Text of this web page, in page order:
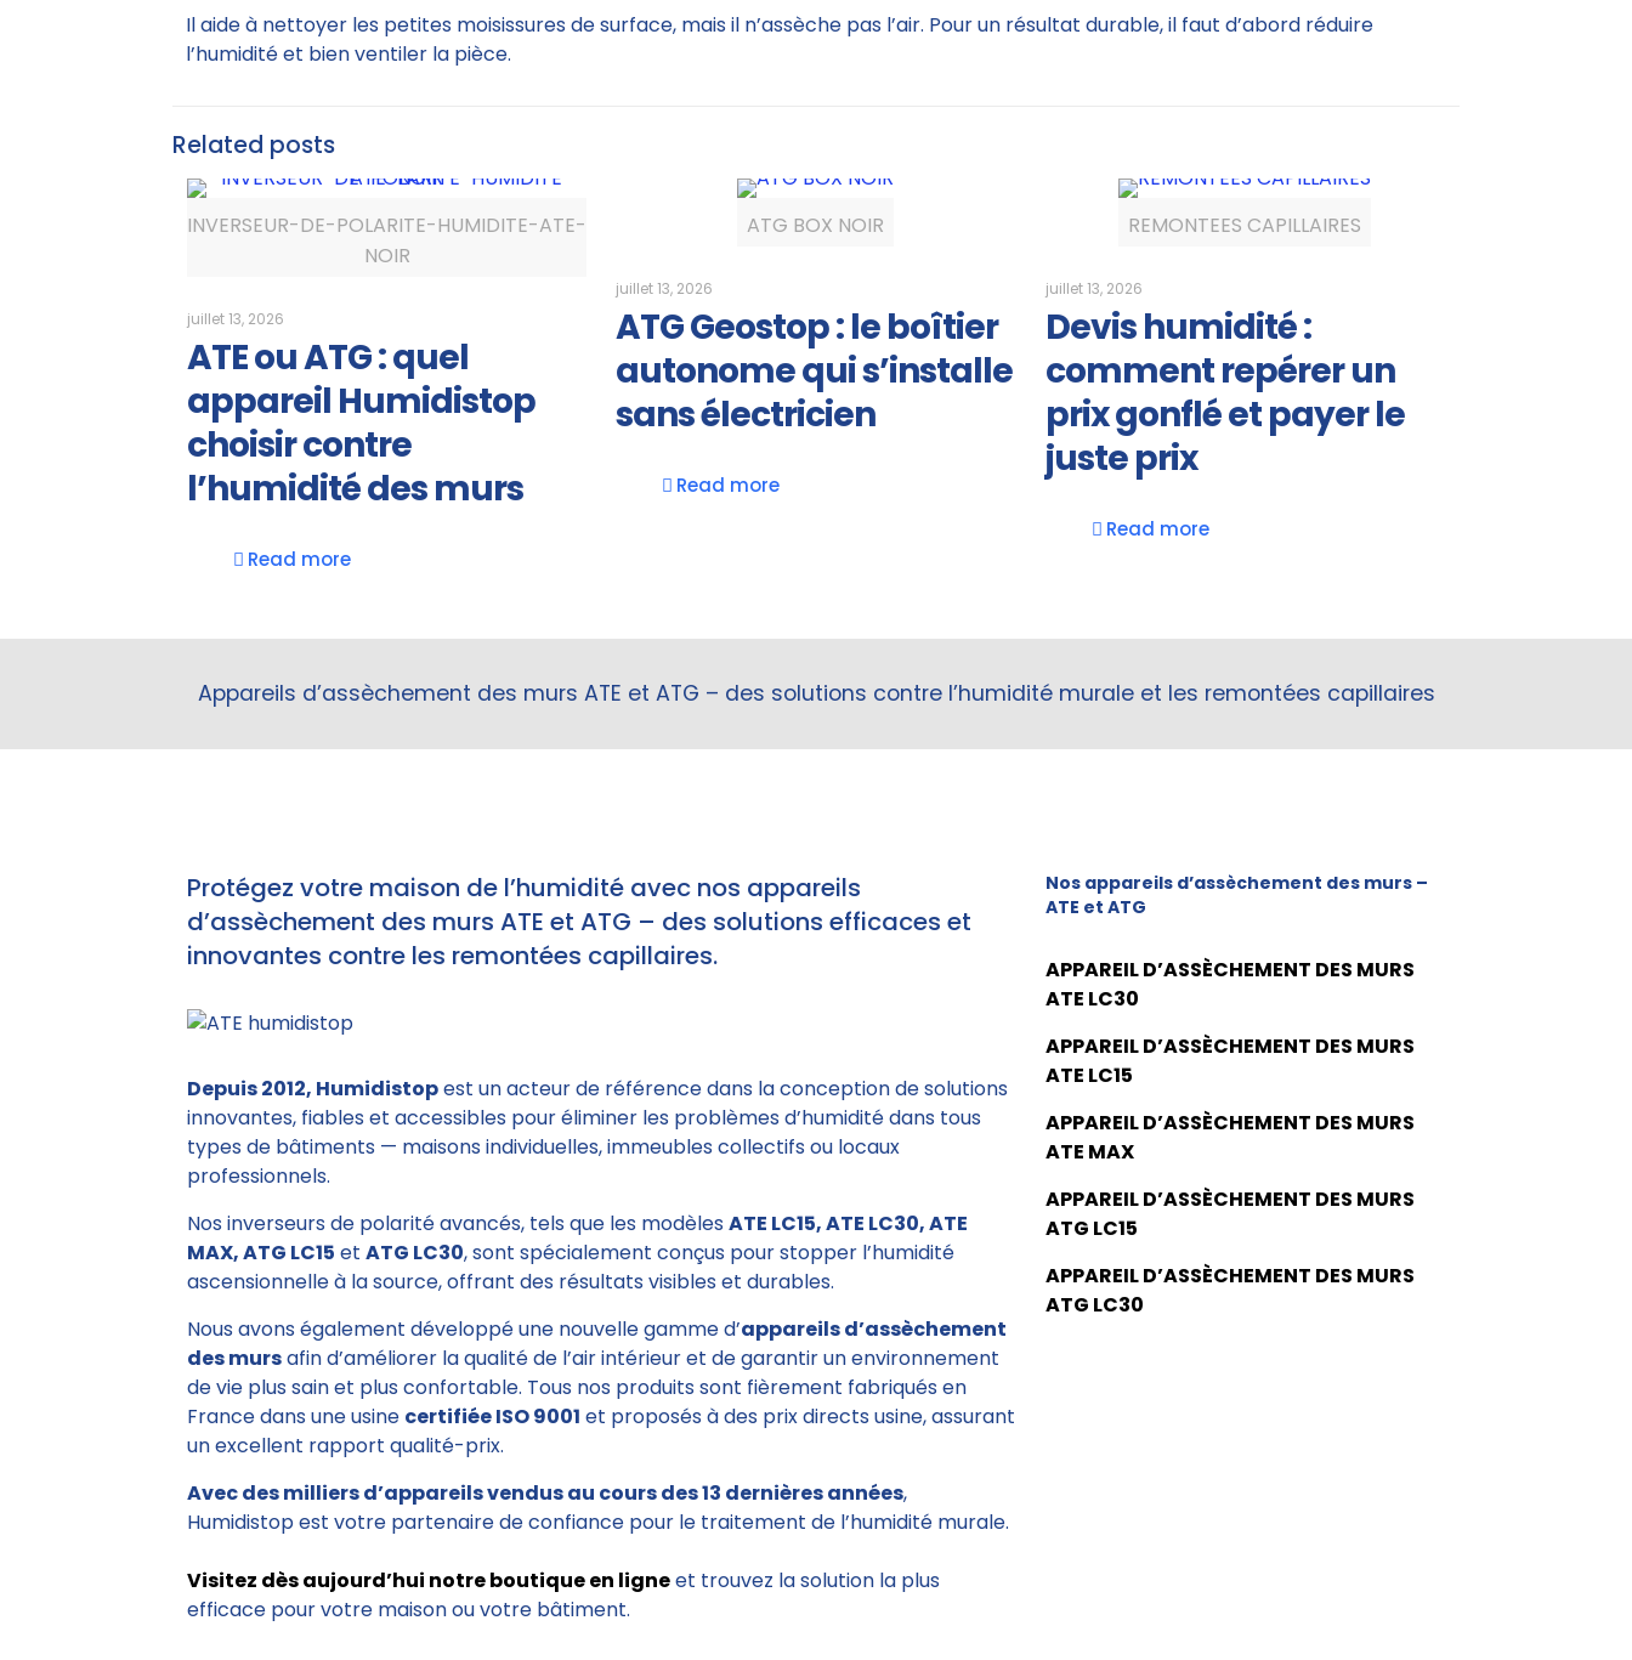
Il aide à nettoyer les petites moisissures de surface, mais il n’assèche pas l’air. Pour un résultat durable, il faut d’abord réduire
l’humidité et bien ventiler la pièce.
Related posts
INVERSEUR-DE-POLARITE-HUMIDITE-ATE-
NOIR
juillet 13, 2026
ATE ou ATG : quel
appareil Humidistop
choisir contre
l’humidité des murs
Read more
ATG BOX NOIR
juillet 13, 2026
ATG Geostop : le boîtier
autonome qui s’installe
sans électricien
Read more
REMONTEES CAPILLAIRES
juillet 13, 2026
Devis humidité :
comment repérer un
prix gonflé et payer le
juste prix
Read more
Appareils d’assèchement des murs ATE et ATG – des solutions contre l’humidité murale et les remontées capillaires
Protégez votre maison de l’humidité avec nos appareils
d’assèchement des murs ATE et ATG – des solutions efficaces et
innovantes contre les remontées capillaires.
Depuis 2012, Humidistopest un acteur de référence dans la conception de solutions
innovantes, fiables et accessibles pour éliminer les problèmes d’humidité dans tous
types de bâtiments — maisons individuelles, immeubles collectifs ou locaux
professionnels.
Nos inverseurs de polarité avancés, tels que les modèles ATE LC15, ATE LC30, ATE
MAX, ATG LC15 et ATG LC30, sont spécialement conçus pour stopper l’humidité
ascensionnelle à la source, offrant des résultats visibles et durables.
Nous avons également développé une nouvelle gamme d’appareils d’assèchement
des mursafin d’améliorer la qualité de l’air intérieur et de garantir un environnement
de vie plus sain et plus confortable. Tous nos produits sont fièrement fabriqués en
France dans une usine certifiée ISO 9001 et proposés à des prix directs usine, assurant
un excellent rapport qualité-prix.
Avec des milliers d’appareils vendus au cours des 13 dernières années,
Humidistop est votre partenaire de confiance pour le traitement de l’humidité murale.
Visitez dès aujourd’hui notre boutique en ligneet trouvez la solution la plus
efficace pour votre maison ou votre bâtiment.
Nos appareils d’assèchement des murs –
ATE et ATG
APPAREIL D’ASSÈCHEMENT DES MURS
ATE LC30
APPAREIL D’ASSÈCHEMENT DES MURS
ATE LC15
APPAREIL D’ASSÈCHEMENT DES MURS
ATE MAX
APPAREIL D’ASSÈCHEMENT DES MURS
ATG LC15
APPAREIL D’ASSÈCHEMENT DES MURS
ATG LC30